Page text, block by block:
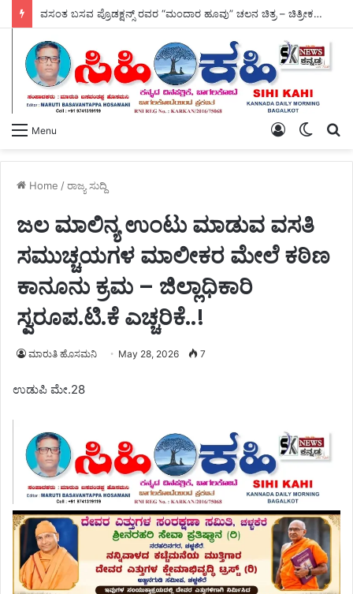
ವಸಂತ ಬಸವ ಪ್ರೊಡಕ್ಷನ್ಸ್ ರವರ “ಮಂದಾರ ಹೂವು” ಚಲನ ಚಿತ್ರ – ಚಿತ್ರೀಕರಣ ಆರಂಭ.
Menu
Switch
Log
Home /ರಾಜ್ಯ ಸುದ್ದಿ
ಜಲ ಮಾಲಿನ್ಯ ಉಂಟು ಮಾಡುವ ವಸತಿ
ಸಮುಚ್ಚಯಗಳ ಮಾಲೀಕರ ಮೇಲೆ ಕಠಿಣ
ಕಾನೂನು ಕ್ರಮ – ಜಿಲ್ಲಾಧಿಕಾರಿ
ಸ್ವರೂಪ.ಟಿ.ಕೆ ಎಚ್ಚರಿಕೆ..!
ಮಾರುತಿ ಹೊಸಮನಿ May 28, 2026 7
ಉಡುಪಿ ಮೇ.28